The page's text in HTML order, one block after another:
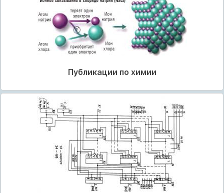
Публикации по химии